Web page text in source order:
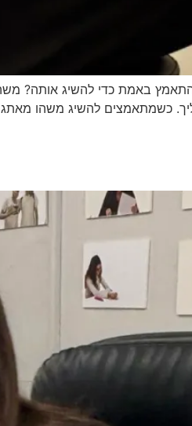
באמת כדי להשיג אותה?
כשמתאמצים להשיג משהו